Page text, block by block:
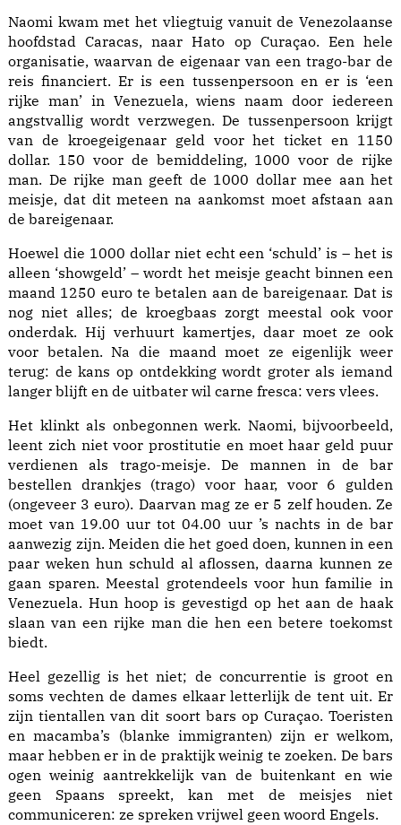
Naomi kwam met het vliegtuig vanuit de Venezolaanse
hoofdstad Caracas, naar Hato op Curaçao. Een hele
organisatie, waarvan de eigenaar van een trago-bar de
reis financiert. Er is een tussenpersoon en er is ‘een
rijke man’ in Venezuela, wiens naam door iedereen
angstvallig wordt verzwegen. De tussenpersoon krijgt
van de kroegeigenaar geld voor het ticket en 1150
dollar. 150 voor de bemiddeling, 1000 voor de rijke
man. De rijke man geeft de 1000 dollar mee aan het
meisje, dat dit meteen na aankomst moet afstaan aan
de bareigenaar.
Hoewel die 1000 dollar niet echt een ‘schuld’ is – het is
alleen ‘showgeld’ – wordt het meisje geacht binnen een
maand 1250 euro te betalen aan de bareigenaar. Dat is
nog niet alles; de kroegbaas zorgt meestal ook voor
onderdak. Hij verhuurt kamertjes, daar moet ze ook
voor betalen. Na die maand moet ze eigenlijk weer
terug: de kans op ontdekking wordt groter als iemand
langer blijft en de uitbater wil carne fresca: vers vlees.
Het klinkt als onbegonnen werk. Naomi, bijvoorbeeld,
leent zich niet voor prostitutie en moet haar geld puur
verdienen als trago-meisje. De mannen in de bar
bestellen drankjes (trago) voor haar, voor 6 gulden
(ongeveer 3 euro). Daarvan mag ze er 5 zelf houden. Ze
moet van 19.00 uur tot 04.00 uur ’s nachts in de bar
aanwezig zijn. Meiden die het goed doen, kunnen in een
paar weken hun schuld al aflossen, daarna kunnen ze
gaan sparen. Meestal grotendeels voor hun familie in
Venezuela. Hun hoop is gevestigd op het aan de haak
slaan van een rijke man die hen een betere toekomst
biedt.
Heel gezellig is het niet; de concurrentie is groot en
soms vechten de dames elkaar letterlijk de tent uit. Er
zijn tientallen van dit soort bars op Curaçao. Toeristen
en macamba’s (blanke immigranten) zijn er welkom,
maar hebben er in de praktijk weinig te zoeken. De bars
ogen weinig aantrekkelijk van de buitenkant en wie
geen Spaans spreekt, kan met de meisjes niet
communiceren: ze spreken vrijwel geen woord Engels.